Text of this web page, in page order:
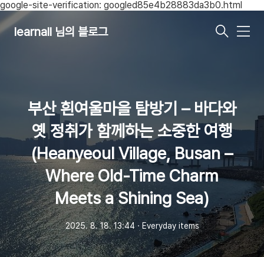
google-site-verification: googled85e4b28883da3b0.html
learnall 님의 블로그
메
부산 흰여울마을 탐방기 – 바다와
옛 정취가 함께하는 소중한 여행
(Heanyeoul Village, Busan –
Where Old-Time Charm
Meets a Shining Sea)
2025. 8. 18. 13:44 ㆍ Everyday items